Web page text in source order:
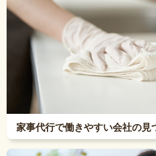
家事代行で働きやすい会社の見